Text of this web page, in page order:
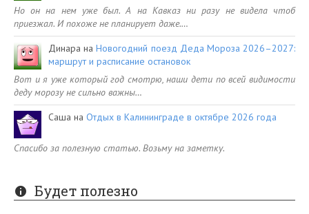
Но он на нем уже был. А на Кавказ ни разу не видела чтоб
приезжал. И похоже не планирует даже.…
Динара наНовогодний поезд Деда Мороза 2026–2027:
маршрут и расписание остановок
Вот и я уже который год смотрю, наши дети по всей видимости
деду морозу не сильно важны…
Саша на Отдых в Калининграде в октябре 2026 года
Спасибо за полезную статью. Возьму на заметку.
Будет полезно